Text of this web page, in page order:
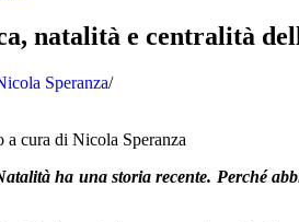
natalità e centralità
Speranza
cura di Nicola Speranza
ha una storia recente. Perché